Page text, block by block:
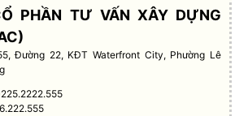
PHẦN TƯ VẤN XÂY DỰNG
Đường 22, KĐT Waterfront City, Phường Lê